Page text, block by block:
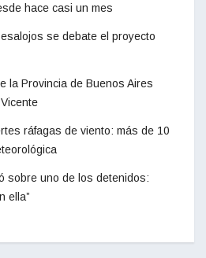
hace casi un mes
se debate el proyecto
la Provincia de Buenos Aires
ráfagas de viento: más de 10
sobre uno de los detenidos:
ella”